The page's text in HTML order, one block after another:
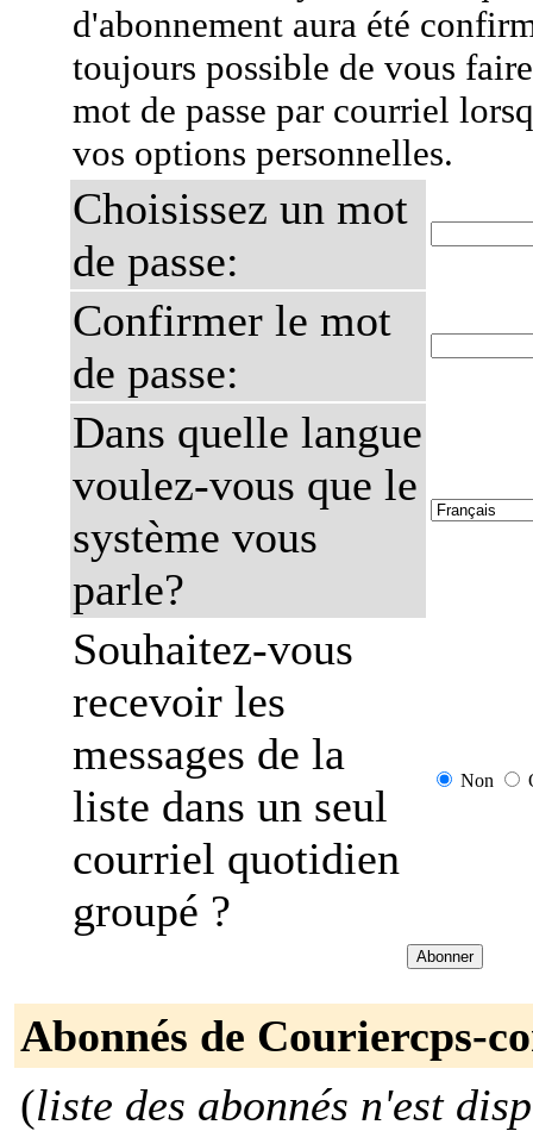
d'abonnement aura été
toujours possible de vous
mot de passe par courriel
vos options personnelles.
Choisissez un mot
de passe:
Confirmer le mot
de passe:
Dans quelle langue
voulez-vous que le
système vous
parle?
Souhaitez-vous
recevoir les
messages de la
liste dans un seul
courriel quotidien
groupé ?
Non
Abonnés de Couriercps-
(liste des abonnés n'est